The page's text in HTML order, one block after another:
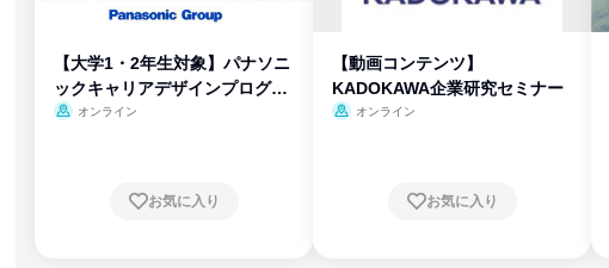
【大学1・2年生対象】パナソニ
ックキャリアデザインプログラ
ム
オンライン
お気に入り
【動画コンテンツ】
KADOKAWA企業研究セミナー
オンライン
お気に入り